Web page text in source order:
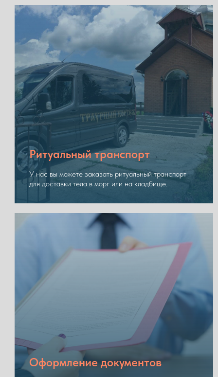
Ритуальный транспорт
У нас вы можете заказать ритуальный транспорт
для доставки тела в морг или на кладбище.
Оформление документов